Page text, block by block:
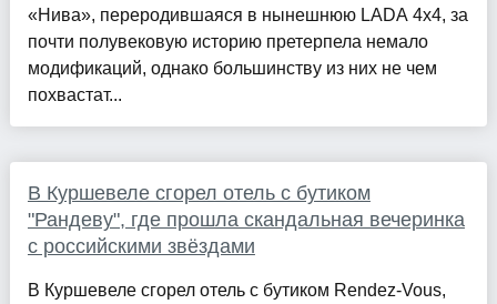
«Нива», переродившаяся в нынешнюю LADA 4x4, за
почти полувековую историю претерпела немало
модификаций, однако большинству из них не чем
похвастат...
В Куршевеле сгорел отель с бутиком
"Рандеву", где прошла скандальная вечеринка
с российскими звёздами
В Куршевеле сгорел отель с бутиком Rendez-Vous,